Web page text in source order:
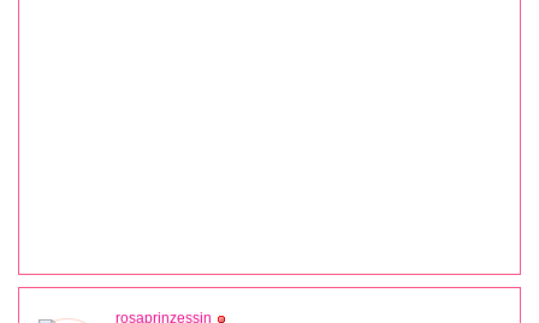
rosaprinzessin